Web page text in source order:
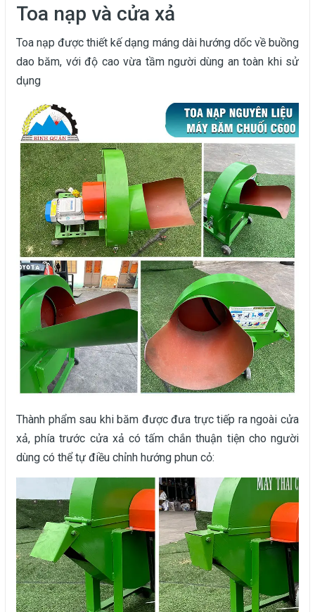
Toa nạp và cửa xả
Toa nạp được thiết kế dạng máng dài hướng dốc về buồng
dao băm, với độ cao vừa tầm người dùng an toàn khi sử
dụng
Thành phẩm sau khi băm được đưa trực tiếp ra ngoài cửa
xả, phía trước cửa xả có tấm chắn thuận tiện cho người
dùng có thể tự điều chỉnh hướng phun cỏ: